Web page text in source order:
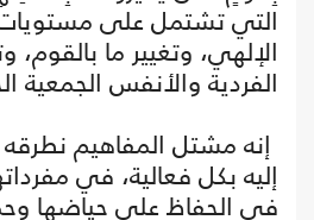
التي تشتمل على
الإلهي، وتغيير ما بالقوم،
الفردية والأنفس الجمعية
إنه مشتل المفاهيم
إليه بكل فعالية، في
في الحفاظ على حياضها